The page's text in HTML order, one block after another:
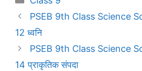
PSEB 9th Class Science
12 ध्वनि
PSEB 9th Class Science
14 प्राकृतिक संपदा